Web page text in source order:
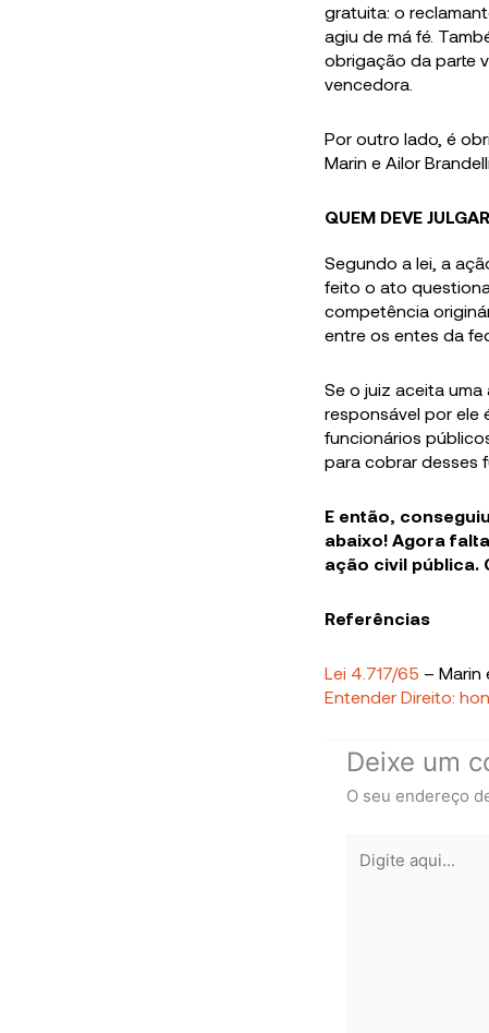
gratuita: o
agiu de má fé.
obrigação da parte
vencedora.
Por outro lado, é
Marin e Ailor
QUEM DEVE
Segundo a lei, a
feito o ato
competência
entre os entes da
Se o juiz aceita
responsável por ele
funcionários
para cobrar desses
E então,
abaixo! Agora
ação civil pública.
Referências
Lei 4.717/65 – Marin
Entender Direito:
Deixe um
O seu endereço
aqui...